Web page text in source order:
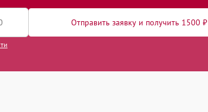
Отправить заявку и получить 1500 ₽